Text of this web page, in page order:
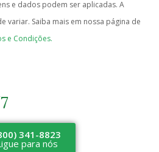
e dados podem ser aplicadas. A
variar. Saiba mais em nossa página de
e Condições.
341-8823
para nós